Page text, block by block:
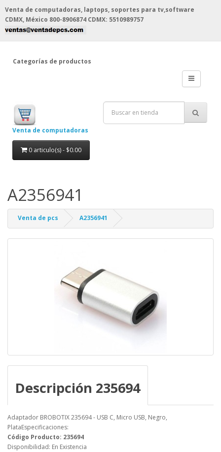
Venta de computadoras, laptops, soportes para tv,software
CDMX, México 800-8906874 CDMX: 5510989757
Categorías de productos
Venta de computadoras
0 articulo(s) - $0.00
A2356941
Venta de pcs A2356941
Descripción 235694
Adaptador BROBOTIX 235694 - USB C, Micro USB, Negro,
PlataEspecificaciones:
Código Producto: 235694
Disponibilidad: En Existencia